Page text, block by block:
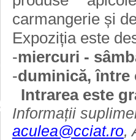
carmangerie și
Expoziția este
-miercuri -
-duminică, între
Intrarea este
Informații
aculea@cciat.ro,